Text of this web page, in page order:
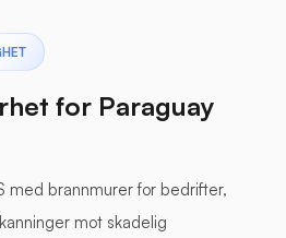
for Paraguay
med brannmurer for bedrifter,
mot skadelig